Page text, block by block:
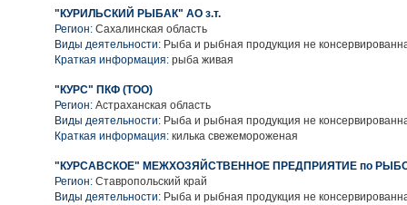
"КУРИЛЬСКИЙ РЫБАК" АО з.т.
Регион: Сахалинская область
Виды деятельности: Рыба и рыбная продукция не
Краткая информация: рыба живая
"КУРС" ПКФ (ТОО)
Регион: Астраханская область
Виды деятельности: Рыба и рыбная продукция не
Краткая информация: килька свежемороженая
"КУРСАВСКОЕ" МЕЖХОЗЯЙСТВЕННОЕ ПРЕДПРИЯТИЕ по
Регион: Ставропольский край
Виды деятельности: Рыба и рыбная продукция не